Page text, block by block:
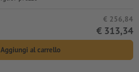
€ 256,84
€ 313,34
Aggiungi al carrello